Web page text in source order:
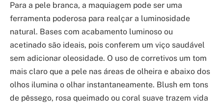
Para a pele branca, a maquiagem pode ser uma
ferramenta poderosa para realçar a luminosidade
natural. Bases com acabamento luminoso ou
acetinado são ideais, pois conferem um viço saudável
sem adicionar oleosidade. O uso de corretivos um tom
mais claro que a pele nas áreas de olheira e abaixo dos
olhos ilumina o olhar instantaneamente. Blush em tons
de pêssego, rosa queimado ou coral suave trazem vida